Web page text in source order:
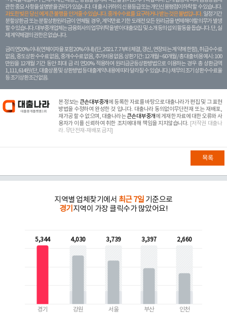
관한 중요 사항을 설명받을 권리가 있습니다. 대 출 시 귀하의 신용등급 또는 개인신용평점이 하락할 수 있습니다.
과도한 빚은 당신 에게 큰 불행을 안겨줄 수 있습니다. 중개수수료를 요구하거나 받는 것은 불법입니다. 일정 기간
분할상환금 또는 분할상환원리금이 연체될 경우, 계약만료 기한 도래전 모든 원리금을 변제해야할 의무가 발생
할 수 있습니다. 대부중개업체는 금융회사의 업무위탁을 받아 대출모집 및 소개 등의 섭외 활동을 돕습니다. 단, 실
제 계약체결의 권한은 없습니다.
금리 연20% 이내 (연체이자율 포함 20% 이내) (단, 2021. 7. 7부터 체결, 갱신, 연장되는 계 약에 한함), 취급수수료
없음, 중도상환 수수료 없음, 중개수수료 없음, 추가비용 없음. 상환기간 : 12개월 ~ 60개월 / 총 대출 비용 예시 : 100
만원을 12개월 기간 동안 최대 금 리 연20% 적용하여 원리금균등상환방법으로 이용하는 경우 총 상환금액
1,111,614원 (단, 대출상품 및 상환방법 등 대출계약 내용에 따라 달라질 수 있습니다.) 채무의 조기 상환수수료율
등 조기상환조건 없음.
본 정보는 큰손대부중개 에 등록한 자료를 바탕으로 대출나라가 편집 및 그 표현
방법을 수정하여 완성한 것 입니다. 대출나라 동의없이무단전재 또는 재배포,
재가공 할 수 없으며, 대출나라는큰손대부중개 에 게재한 자료에 대한 오류와 사
용자가 이를 신뢰하여 취한 조치에대해 책임을 지지않습니다. [저작권 대출나
라. 무단전재-재배포 금지]
목록
지역별 업체찾기에서 최근 7일 기준으로
경기 지역이 가장 클릭수가 많았어요!
5,344
경기
4,030
강원
3,739
서울
3,397
부산
2,660
인천